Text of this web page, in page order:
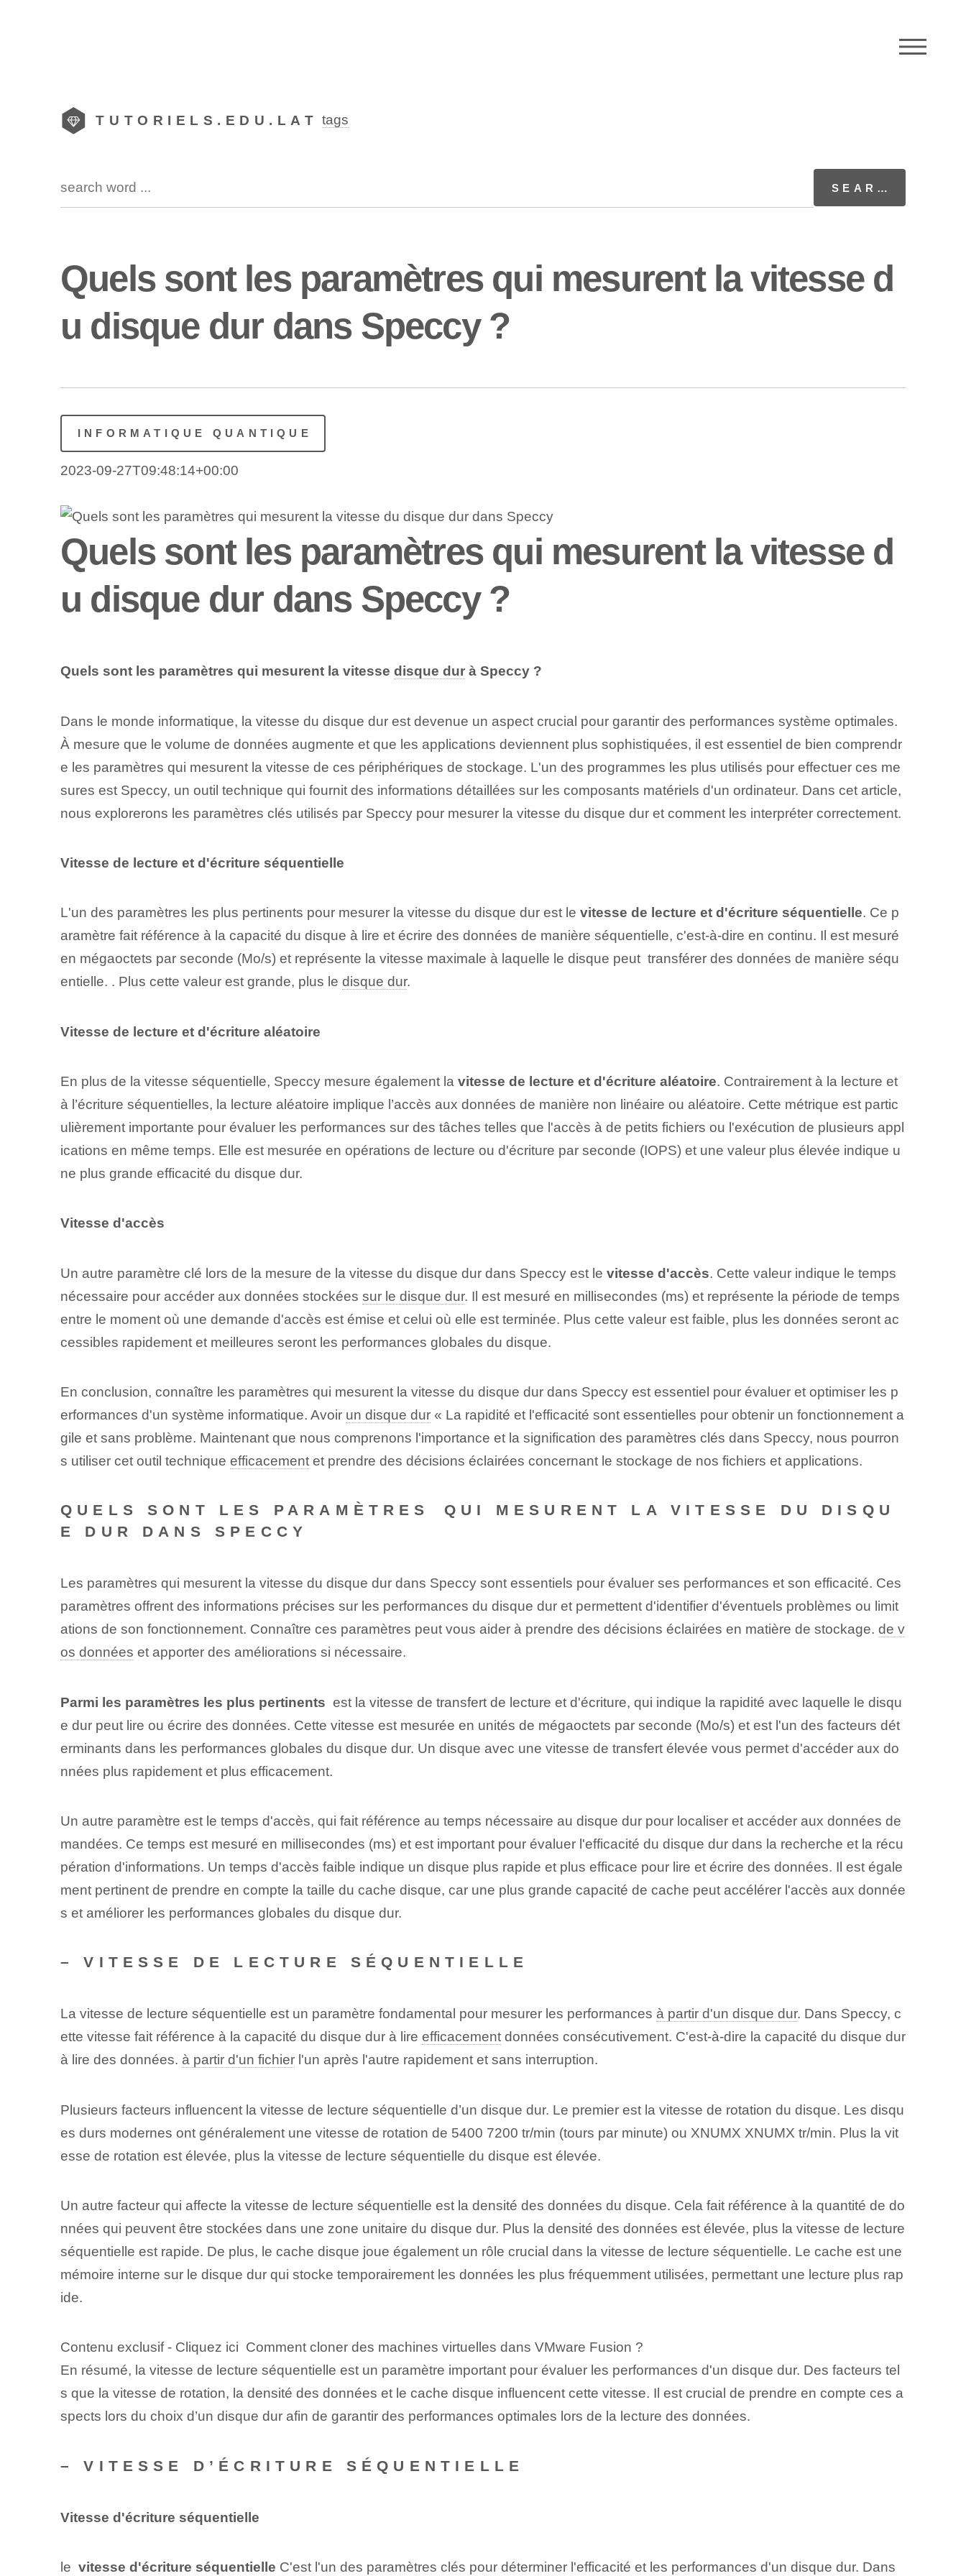
TUTORIELS.EDU.LAT tags
Quels sont les paramètres qui mesurent la vitesse d
u disque dur dans Speccy ?
INFORMATIQUE QUANTIQUE
2023-09-27T09:48:14+00:00
Quels sont les paramètres qui mesurent la vitesse d
u disque dur dans Speccy ?
Quels sont les paramètres qui mesurent la vitesse disque dur‍à Speccy ?
Dans le monde informatique, la vitesse du disque dur est devenue un aspect crucial pour garantir des performances système optimales.
À mesure que le volume de données augmente et que les applications deviennent plus sophistiquées, il est essentiel de bien comprendr
e les paramètres qui mesurent la vitesse de ces périphériques de stockage. L'un des programmes les plus utilisés pour effectuer ces me
sures est Speccy, un outil technique qui fournit des informations détaillées sur les composants matériels d'un ordinateur. Dans cet article,
nous explorerons les paramètres clés utilisés par Speccy pour mesurer la vitesse du disque dur et comment les interpréter correctement.
Vitesse de lecture et d'écriture séquentielle
L'un des paramètres les plus pertinents⁢ pour mesurer la vitesse du disque dur est le vitesse de lecture et d'écriture séquentielle. Ce ‌p
aramètre fait référence à la capacité du⁤ disque à lire et‌ écrire des données de manière séquentielle, c'est-à-dire en continu.‌ Il est mesuré
en mégaoctets par seconde (Mo/s) et représente‌ la vitesse maximale à laquelle le disque peut ⁤ transférer des données de manière séqu
entielle. . Plus cette valeur est grande, plus le disque dur.
Vitesse de lecture et d'écriture aléatoire
En plus de la vitesse séquentielle, Speccy mesure également la vitesse de lecture et d'écriture aléatoire⁢. Contrairement à la lecture et
à l’écriture séquentielles, la lecture aléatoire implique l’accès aux données de manière non linéaire ou aléatoire. Cette métrique est partic
ulièrement importante pour évaluer les performances sur des tâches telles que l'accès à de petits fichiers ou l'exécution de plusieurs appl
ications en même temps. Elle est mesurée en opérations de lecture ou d'écriture par seconde (IOPS) et une valeur plus élevée indique u
ne plus grande efficacité du disque dur.
Vitesse d'accès
Un autre paramètre clé lors de la mesure de la vitesse du disque dur dans Speccy est le vitesse d'accès. Cette valeur indique le temps
nécessaire pour accéder aux données stockées sur le disque dur. Il est mesuré en millisecondes (ms) et représente la période de temps
entre le moment où une demande d'accès est émise et celui où elle est terminée. Plus cette valeur est faible, plus les données seront ac
cessibles rapidement et meilleures seront les performances globales du disque.
En conclusion, connaître les paramètres qui mesurent la vitesse du disque dur dans Speccy est essentiel pour évaluer et optimiser les p
erformances d'un système informatique. Avoir un disque dur« La rapidité et l'efficacité sont essentielles pour obtenir un fonctionnement a
gile et sans problème. Maintenant que nous comprenons l'importance et la signification des paramètres clés⁣ dans Speccy, nous pourron
s utiliser cet outil technique efficacementet prendre des décisions éclairées concernant le stockage de nos fichiers et applications.
QUELS SONT LES PARAMÈTRES⁤ QUI MESURENT LA VITESSE DU DISQU
E DUR DANS‍ SPECCY
Les paramètres qui mesurent la vitesse du disque dur dans Speccy sont essentiels pour évaluer ses performances et son efficacité. Ces
paramètres offrent des informations précises sur les performances du disque dur et permettent d'identifier d'éventuels problèmes ou limit
ations de son fonctionnement. Connaître ces paramètres peut vous aider à prendre des décisions éclairées en matière de stockage. de v
os données et apporter des améliorations si nécessaire.
Parmi les paramètres les plus pertinents ‍ est la vitesse de transfert de lecture et d'écriture, qui indique la rapidité avec laquelle le disqu
e dur peut lire ou écrire des données. Cette vitesse est mesurée en unités de mégaoctets par ⁢seconde (Mo/s) et⁤ est l'un des ⁤facteurs dét
erminants dans les performances globales du disque dur. Un disque avec une vitesse de transfert élevée vous permet d'accéder aux do
nnées plus rapidement et plus efficacement.
Un autre paramètre ⁢est le temps d'accès, qui fait référence au temps nécessaire au⁢ disque dur pour ⁤localiser et accéder aux données de
mandées. Ce temps est mesuré en millisecondes (ms) et est important pour évaluer l'efficacité du disque dur dans la recherche et la récu
pération d'informations. Un temps d'accès faible indique un disque plus rapide et plus efficace pour lire et écrire des données. Il est égale
ment pertinent de prendre en compte la taille du cache disque, car une plus grande capacité de cache peut accélérer l'accès aux donnée
s et améliorer les performances globales du disque dur.
– VITESSE DE LECTURE SÉQUENTIELLE
La vitesse de lecture séquentielle est un paramètre fondamental pour mesurer les performances à partir d'un disque dur. Dans Speccy, c
ette vitesse fait référence à la capacité du disque dur à lire efficacementdonnées consécutivement. C'est-à-dire la capacité du disque dur
à lire des données. à partir d'un fichierl'un après l'autre rapidement et sans interruption.
Plusieurs facteurs influencent la vitesse de lecture séquentielle d’un disque dur. Le premier est la vitesse de rotation du disque. Les disqu
es durs modernes ont généralement une vitesse de rotation de 5400 7200 tr/min (tours par minute) ou XNUMX XNUMX tr/min. Plus la vit
esse de rotation est élevée, plus la vitesse de lecture séquentielle du disque est élevée.
Un autre facteur qui affecte la vitesse de lecture séquentielle est la densité des données du disque. Cela fait référence à la quantité de do
nnées qui peuvent être stockées dans une zone unitaire du disque dur. Plus la densité des données est élevée, plus la vitesse de lecture
séquentielle est rapide. De plus, le cache disque joue également un rôle crucial dans la vitesse de lecture séquentielle. Le cache est une
mémoire interne sur le disque dur qui stocke temporairement les données les plus fréquemment utilisées, permettant une lecture plus rap
ide.
Contenu exclusif - Cliquez ici Comment cloner des machines virtuelles dans VMware Fusion ?
En résumé, la vitesse de lecture séquentielle est un paramètre important pour évaluer les performances d'un disque dur. Des facteurs tel
s que la vitesse de rotation, la densité des données et le cache disque influencent cette vitesse. Il est crucial de prendre en compte ces a
spects lors du choix d’un disque dur afin de garantir des performances optimales lors de la lecture des données.
– VITESSE D’ÉCRITURE SÉQUENTIELLE
Vitesse d'écriture séquentielle
le ⁤ vitesse d'écriture séquentielle C'est l'un des paramètres clés pour déterminer l'efficacité et les performances d'un disque dur. Dans